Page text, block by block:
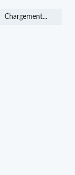
Chargement...